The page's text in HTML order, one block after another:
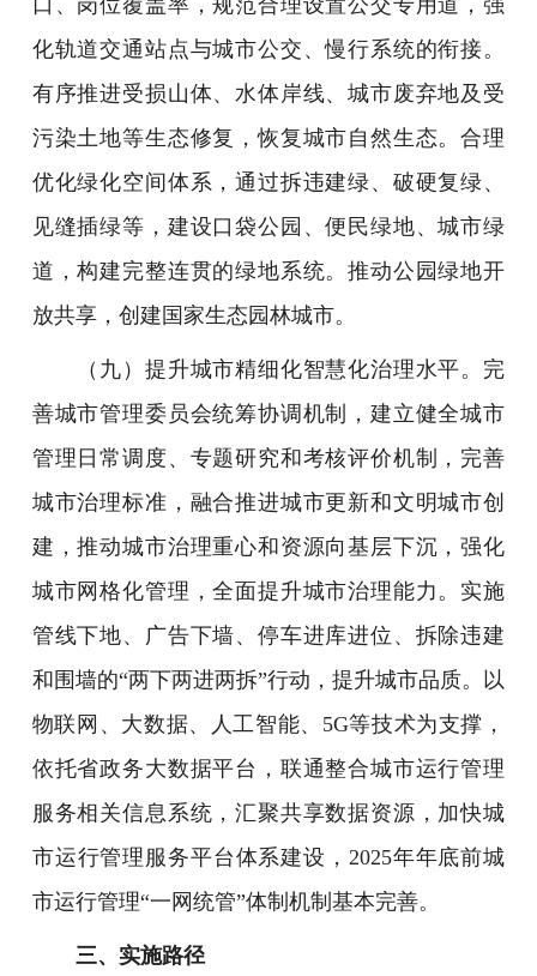
化轨道交通站点与城市公交、慢行系统的衔接。
有序推进受损山体、水体岸线、城市废弃地及受
污染土地等生态修复，恢复城市自然生态。合理
优化绿化空间体系，通过拆违建绿、破硬复绿、
见缝插绿等，建设口袋公园、便民绿地、城市绿
道，构建完整连贯的绿地系统。推动公园绿地开
放共享，创建国家生态园林城市。
（九）提升城市精细化智慧化治理水平。完
善城市管理委员会统筹协调机制，建立健全城市
管理日常调度、专题研究和考核评价机制，完善
城市治理标准，融合推进城市更新和文明城市创
建，推动城市治理重心和资源向基层下沉，强化
城市网格化管理，全面提升城市治理能力。实施
管线下地、广告下墙、停车进库进位、拆除违建
和围墙的“两下两进两拆”行动，提升城市品质。以
物联网、大数据、人工智能、5G等技术为支撑，
依托省政务大数据平台，联通整合城市运行管理
服务相关信息系统，汇聚共享数据资源，加快城
市运行管理服务平台体系建设，2025年年底前城
市运行管理“一网统管”体制机制基本完善。
三、实施路径